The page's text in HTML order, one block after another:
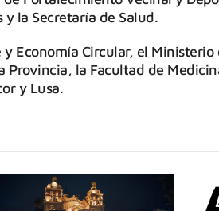
y la Secretaría de Salud.
Economía Circular, el Ministerio
Provincia, la Facultad de
y Lusa.